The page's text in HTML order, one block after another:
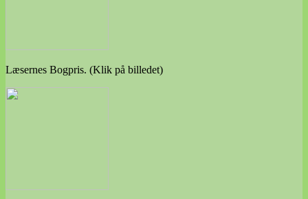
Læsernes Bogpris. (Klik på billedet)